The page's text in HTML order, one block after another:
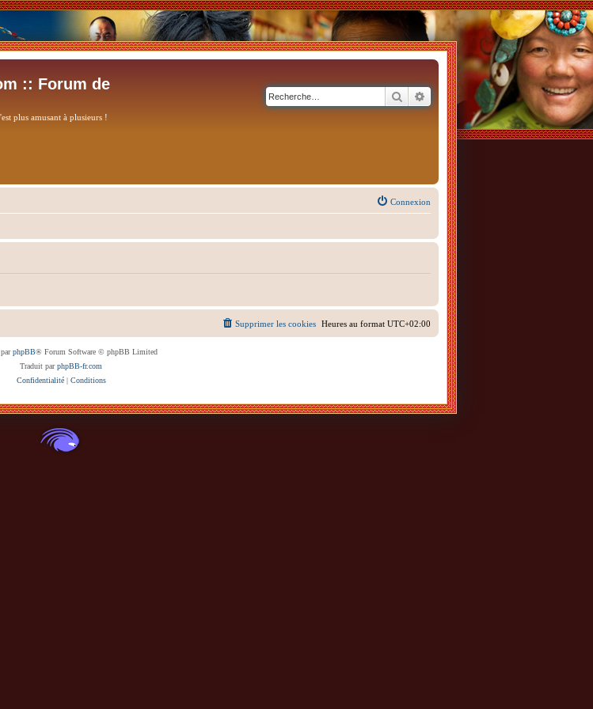
:: Forum de
plus amusant à plusieurs !
RechercherRecherche avancée
Connexion
Heures au format UTC+02:00
Supprimer les cookies
phpBB® Forum Software © phpBB Limited
Traduit parphpBB-fr.com
Confidentialité| Conditions